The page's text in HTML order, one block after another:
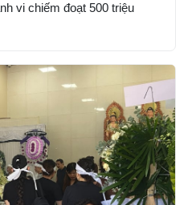
vi chiếm đoạt 500 triệu